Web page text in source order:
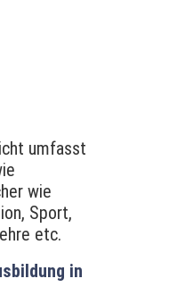
umfasst
wie
Sport,
etc.
in